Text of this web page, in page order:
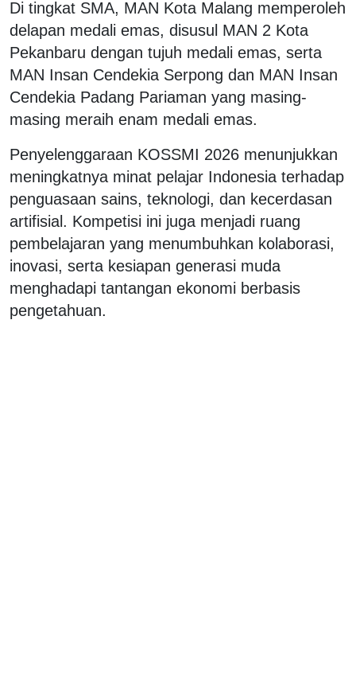
Di tingkat SMA, MAN Kota Malang memperoleh
delapan medali emas, disusul MAN 2 Kota
Pekanbaru dengan tujuh medali emas, serta
MAN Insan Cendekia Serpong dan MAN Insan
Cendekia Padang Pariaman yang masing-
masing meraih enam medali emas.
Penyelenggaraan KOSSMI 2026 menunjukkan
meningkatnya minat pelajar Indonesia terhadap
penguasaan sains, teknologi, dan kecerdasan
artifisial. Kompetisi ini juga menjadi ruang
pembelajaran yang menumbuhkan kolaborasi,
inovasi, serta kesiapan generasi muda
menghadapi tantangan ekonomi berbasis
pengetahuan.